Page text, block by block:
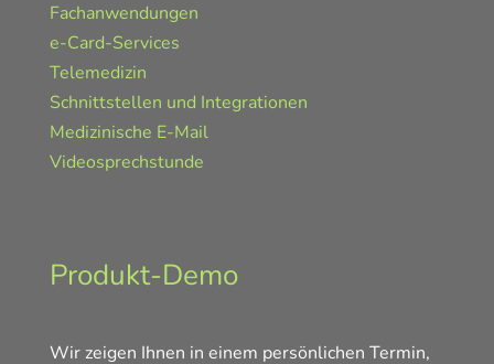
Fachanwendungen
e-Card-Services
Telemedizin
Schnittstellen und Integrationen
Medizinische E-Mail
Videosprechstunde
Produkt-Demo
Wir zeigen Ihnen in einem persönlichen Termin,